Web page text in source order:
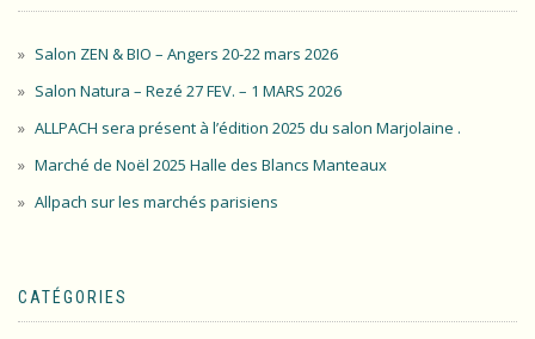
Salon ZEN & BIO – Angers 20-22 mars 2026
Salon Natura – Rezé 27 FEV. – 1 MARS 2026
ALLPACH sera présent à l’édition 2025 du salon Marjolaine .
Marché de Noël 2025 Halle des Blancs Manteaux
Allpach sur les marchés parisiens
CATÉGORIES